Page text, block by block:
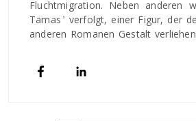
Fluchtmigration. Neben anderen
Tamas ̓ verfolgt, einer Figur, der
anderen Romanen Gestalt